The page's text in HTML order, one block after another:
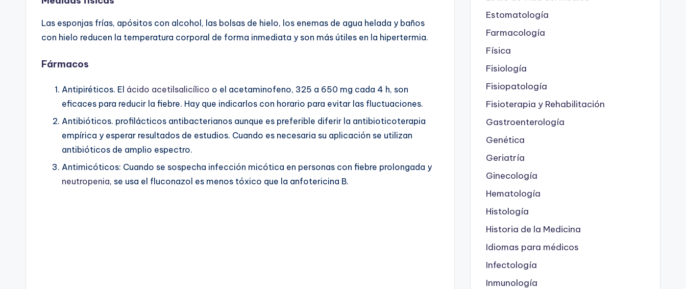
Las esponjas frías, apósitos con alcohol, las bolsas de hielo, los enemas de agua helada y baños
con hielo reducen la temperatura corporal de forma inmediata y son más útiles en la hipertermia.
Fármacos
Antipiréticos. El ácido acetilsalicílico o el acetaminofeno, 325 a 650 mg cada 4 h, son
eficaces para reducir la fiebre. Hay que indicarlos con horario para evitar las fluctuaciones.
Antibióticos. profilácticos antibacterianos aunque es preferible diferir la antibioticoterapia
empírica y esperar resultados de estudios. Cuando es necesaria su aplicación se utilizan
antibióticos de amplio espectro.
Antimicóticos: Cuando se sospecha infección micótica en personas con fiebre prolongada y
neutropenia, se usa el fluconazol es menos tóxico que la anfotericina B.
Estomatología
Farmacología
Física
Fisiología
Fisiopatología
Fisioterapia y Rehabilitación
Gastroenterología
Genética
Geriatría
Ginecología
Hematología
Histología
Historia de la Medicina
Idiomas para médicos
Infectología
Inmunología